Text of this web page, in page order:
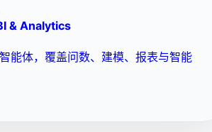
& Analytics
能体，覆盖问数、建模、报表与智能